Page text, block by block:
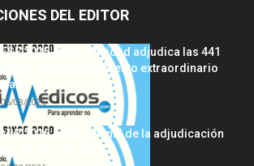
DEL EDITOR
FSE 2025-2026: Sanidad adjudica las 441
plazas del procedimiento extraordinario
tras...
06/08/2026
MIR 2026: análisis final de la adjudicación
de plazas y claves...